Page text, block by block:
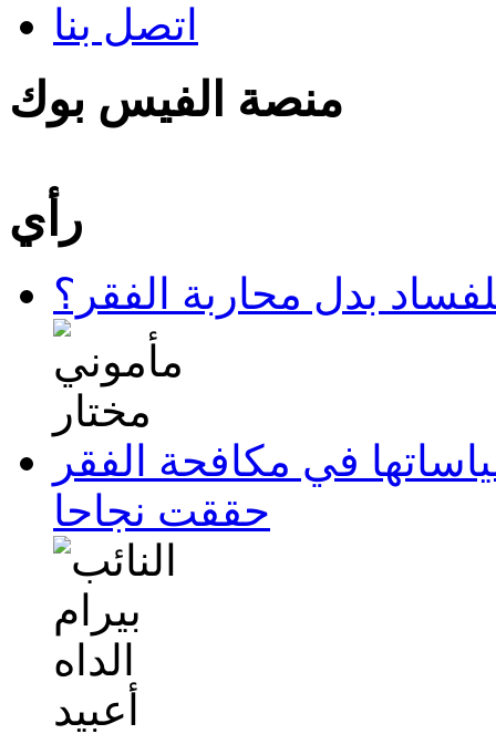
اتصل بنا
منصة الفيس بوك
رأي
بدل محاربة الفقر؟
في مكافحة الفقر
حققت نجاحا